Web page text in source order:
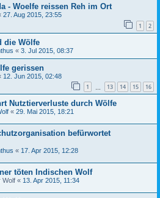
- Woelfe reissen Reh im Ort
27. Aug 2015, 23:55
1 2
die Wölfe
« 3. Jul 2015, 08:37
gerissen
12. Jun 2015, 02:48
1 13 14 15 16
Nutztierverluste durch Wölfe
« 29. Mai 2015, 18:21
befürwortet
« 17. Apr 2015, 12:28
töten Indischen Wolf
Wolf « 13. Apr 2015, 11:34